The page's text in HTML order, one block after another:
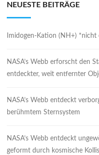
NEUESTE BEITRÄGE
Imidogen-Kation (NH+) *nicht
NASA’s Webb erforscht den
entdeckter, weit entfernter
NASA’s Webb entdeckt
berühmtem Sternsystem
NASA’s Webb entdeckt
geformt durch kosmische